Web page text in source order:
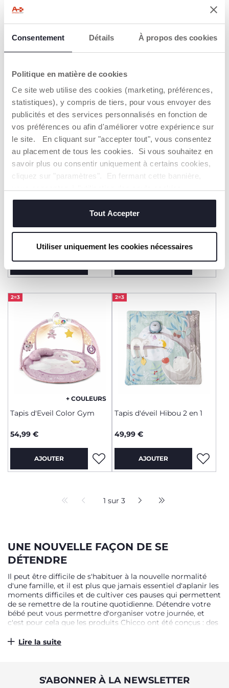
Consentement Détails À propos des cookies
Politique en matière de cookies
Ce site web utilise des cookies (marketing, préférences,
statistiques), y compris de tiers, pour vous envoyer des
publicités et des services personnalisés en fonction de
vos préférences ou afin d'améliorer votre expérience sur
le site. En cliquant sur "accepter tout", vous consentez
au placement de tous les cookies. Si vous souhaitez en
savoir plus ou consentir uniquement à certains cookies,
cliquez sur "paramètres". En fermant cette bannière,
techniques, qui sont essentiels au service demandé.
Tout Accepter
Utiliser uniquement les cookies nécessaires
Transat Zen Wave
+ COULEURS
Transat Mia
2=3
AJOUTER
2=3
Tapis d'activités
Out&Indoor
AJOUTER
2=3
+ COULEURS
Tapis d'Eveil Color Gym
54,99 €
AJOUTER
2=3
Tapis d'éveil Hibou 2 en 1
49,99 €
AJOUTER
1 sur 3
UNE NOUVELLE FAÇON DE SE
DÉTENDRE
Il peut être difficile de s'habituer à la nouvelle normalité
d'une famille, et il est plus que jamais essentiel d'aplanir les
moments difficiles et de cultiver ces pauses qui permettent
de se remettre de la routine quotidienne. Détendre votre
bébé peut vous permettre d'organiser votre journée, et
c'est pour cela que les produits Chicco ont été conçus : des
reposer, s'asseoir ou se bercer. Des solutions innovantes,
UNE NOUVELLE FAÇON DE S'AMUSER
Lire la suite
S'ABONNER À LA NEWSLETTER